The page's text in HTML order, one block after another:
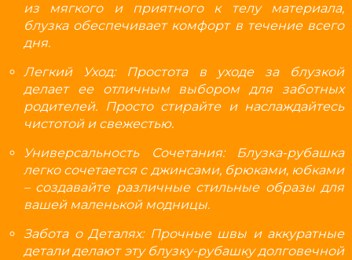
из мягкого и приятного к телу материала,
блузка обеспечивает комфорт в течение всего
дня.
Легкий Уход: Простота в уходе за блузкой
делает ее отличным выбором для заботных
родителей. Просто стирайте и наслаждайтесь
чистотой и свежестью.
Универсальность Сочетания: Блузка-рубашка
легко сочетается с джинсами, брюками, юбками
– создавайте различные стильные образы для
вашей маленькой модницы.
Забота о Деталях: Прочные швы и аккуратные
детали делают эту блузку-рубашку долговечной